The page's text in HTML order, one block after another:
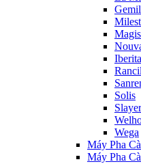
Solis
Slayer
Wega
Máy Pha
Máy Pha